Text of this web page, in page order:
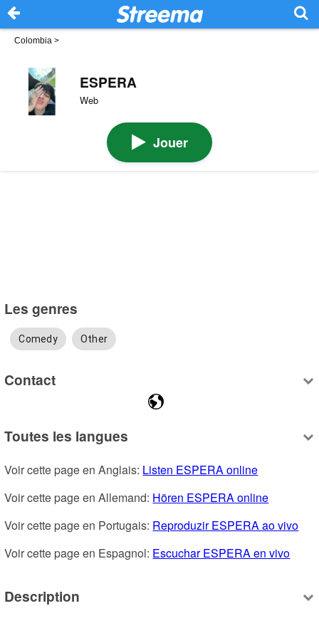
Colombia >
ESPERA
Web
Jouer
Les genres
Comedy Other
Contact
Toutes les langues
Voir cette page en Anglais: Listen ESPERA online
Voir cette page en Allemand: Hören ESPERA online
Voir cette page en Portugais: Reproduzir ESPERA ao vivo
Voir cette page en Espagnol: Escuchar ESPERA en vivo
Description